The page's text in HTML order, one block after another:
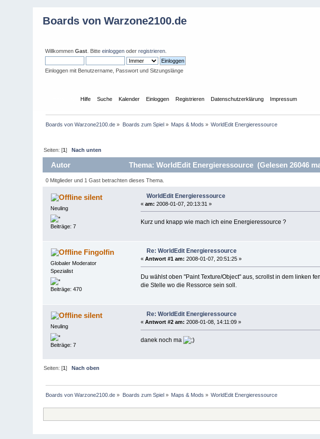
Boards von Warzone2100.de
WillkommenGast . Bitteeinloggen oderregistrieren
Einloggen mit Benutzername, Passwort und Sitzungslänge
Hilfe Suche Kalender Einloggen Registrieren Datenschutzerklärung Impressum
Boards von Warzone2100.de » Boards zum Spiel» Maps & Mods » WorldEdit Energieressource
Seiten: [1]Nach unten
Autor Thema: WorldEdit Energieressource (Gelesen 26046
0 Mitglieder und 1 Gast betrachten dieses Thema.
silent
Neuling
Beiträge: 7
WorldEdit Energieressource
« am: 2008-01-07, 20:13:31 »
Kurz und knapp wie mach ich eine Energieressource ?
Fingolfin
Globaler Moderator
Spezialist
Beiträge: 470
Re: WorldEdit Energieressource
« Antwort #1 am: 2008-01-07, 20:51:25 »
Du wählst oben "Paint Texture/Object" aus, scrollst in dem linken
die Stelle wo die Ressorce sein soll.
silent
Neuling
Beiträge: 7
Re: WorldEdit Energieressource
« Antwort #2 am: 2008-01-08, 14:11:09 »
danek noch ma
Seiten: [1]
Nach oben
Boards von Warzone2100.de » Boards zum Spiel » Maps & Mods » WorldEdit Energieressource